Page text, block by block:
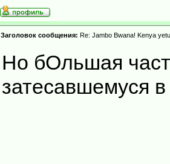
Заголовок сообщения: Re: Jambo Bwana! Kenya
Но бОльшая
затесавшемуся